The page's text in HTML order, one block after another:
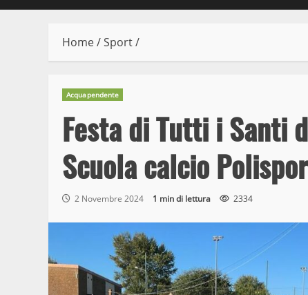
Home/Sport/
Acquapendente
Festa di Tutti i Santi
Scuola calcio
2 Novembre 2024 1 min di lettura 2334